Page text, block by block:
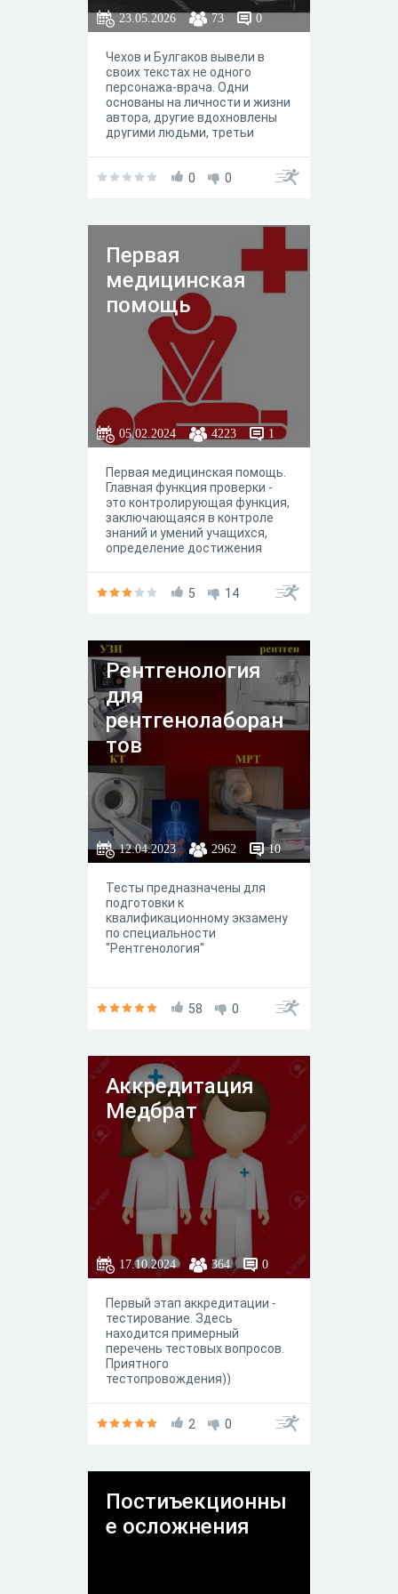
23.05.2026 73 0
Чехов и Булгаков вывели в
своих текстах не одного
персонажа-врача. Одни
основаны на личности и жизни
автора, другие вдохновлены
другими людьми, третьи
опыте. И все что-то говорят о
вы с жизнью земского врача?
0 0
Первая
медицинская
помощь
05.02.2024 4223 1
Первая медицинская помощь.
Главная функция проверки -
это контролирующая функция,
заключающаяся в контроле
знаний и умений учащихся,
определение достижения
обязательным минимумом
5 14
Рентгенология
для
рентгенолаборан
тов
12.04.2023 2962 10
Тесты предназначены для
подготовки к
квалификационному экзамену
по специальности
"Рентгенология"
58 0
Аккредитация
Медбрат
17.10.2024 364 0
Первый этап аккредитации -
тестирование. Здесь
находится примерный
перечень тестовых вопросов.
Приятного
тестопровождения))
2 0
Постиъекционны
е осложнения